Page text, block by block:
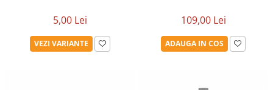
5,00 Lei
VEZI VARIANTE
109,00 Lei
ADAUGA IN COS